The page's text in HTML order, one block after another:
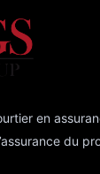
en
du